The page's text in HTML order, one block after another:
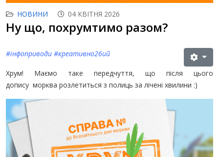
НОВИНИ 04 КВІТНЯ 2026
Ну що, похрумтимо разом?
#інфоприводи #креативно26ий
Хрум! Маємо таке передчуття, що після цього
допису морква розлетиться з полиць за лічені хвилини :)